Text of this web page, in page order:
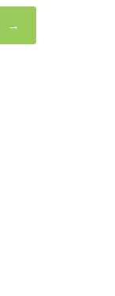
→